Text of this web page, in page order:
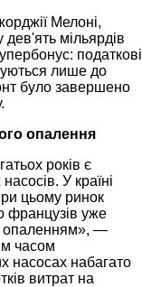
Мелоні,
мільярдів
податкові
лише до
було завершено
опалення
років є
У країні
цьому ринок
французів уже
опаленням», —
часом
насосах набагато
витрат на